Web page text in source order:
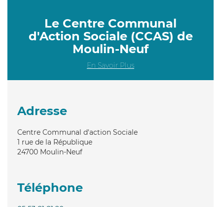
Le Centre Communal
d'Action Sociale (CCAS) de
Moulin-Neuf
En Savoir Plus
Adresse
Centre Communal d'action Sociale
1 rue de la République
24700 Moulin-Neuf
Téléphone